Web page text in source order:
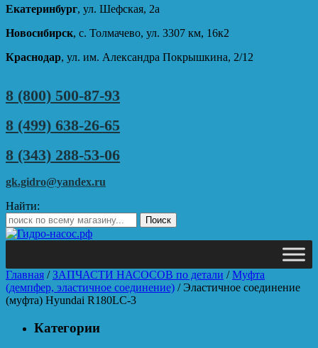
Екатеринбург, ул. Шефская, 2а
Новосибирск, с. Толмачево, ул. 3307 км, 16к2
Краснодар, ул. им. Александра Покрышкина, 2/12
8 (800) 500-87-93
8 (499) 638-26-65
8 (343) 288-53-06
gk.gidro@yandex.ru
Найти:
Главная /ЗАПЧАСТИ НАСОСОВ по детали /Муфта
(демпфер, эластичное соединение) / Эластичное соединение
(муфта) Hyundai R180LC-3
Категории